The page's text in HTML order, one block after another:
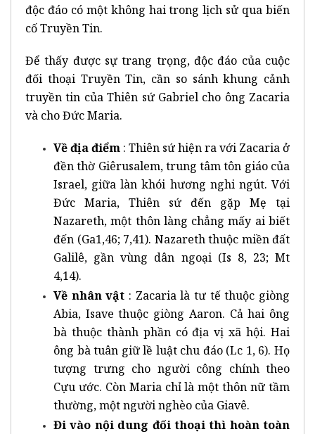
độc đáo có một không hai trong lịch sử qua biến
cố Truyền Tin.
Để thấy được sự trang trọng, độc đáo của cuộc
đối thoại Truyền Tin, cần so sánh khung cảnh
truyền tin của Thiên sứ Gabriel cho ông Zacaria
và cho Đức Maria.
Về địa điểm : Thiên sứ hiện ra với Zacaria ở
đền thờ Giêrusalem, trung tâm tôn giáo của
Israel, giữa làn khói hương nghi ngút. Với
Đức Maria, Thiên sứ đến gặp Mẹ tại
Nazareth, một thôn làng chẳng mấy ai biết
đến (Ga1,46; 7,41). Nazareth thuộc miền đất
Galilê, gần vùng dân ngoại (Is 8, 23; Mt
4,14).
Về nhân vật : Zacaria là tư tế thuộc giòng
Abia, Isave thuộc giòng Aaron. Cả hai ông
bà thuộc thành phần có địa vị xã hội. Hai
ông bà tuân giữ lề luật chu đáo (Lc 1, 6). Họ
tượng trưng cho người công chính theo
Cựu ước. Còn Maria chỉ là một thôn nữ tầm
thường, một người nghèo của Giavê.
Đi vào nội dung đối thoại thì hoàn toàn